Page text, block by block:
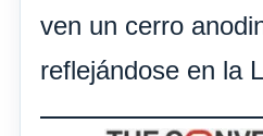
ven un cerro
reflejándose en la